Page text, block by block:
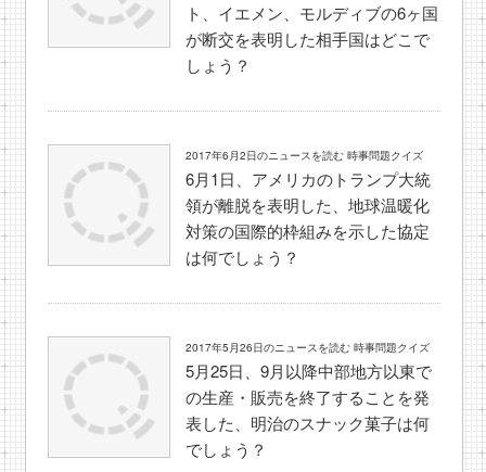
ト、イエメン、モルディブの6ヶ国
が断交を表明した相手国はどこで
しょう？
2017年6月2日のニュースを読む 時事問題クイズ
6月1日、アメリカのトランプ大統
領が離脱を表明した、地球温暖化
対策の国際的枠組みを示した協定
は何でしょう？
2017年5月26日のニュースを読む 時事問題クイズ
5月25日、9月以降中部地方以東で
の生産・販売を終了することを発
表した、明治のスナック菓子は何
でしょう？